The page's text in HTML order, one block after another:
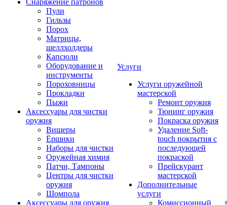
Снаряжение патронов
Пули
Гильзы
Порох
Матрицы,
шеллхолдеры
Капсюли
Оборудование и
инструменты
Пороховницы
Прокладки
Пыжи
Аксессуары для чистки
оружия
Вишеры
Ёршики
Наборы для чистки
Оружейная химия
Патчи, Тампоны
Центры для чистки
оружия
Шомпола
Аксессуары для оружия
Услуги
Услуги оружейной
мастерской
Ремонт оружия
Тюнинг оружия
Покраска оружия
Удаление Soft-
touch покрытия с
последующей
покраской
Прейскурант
мастерской
Дополнительные
услуги
Комиссионный